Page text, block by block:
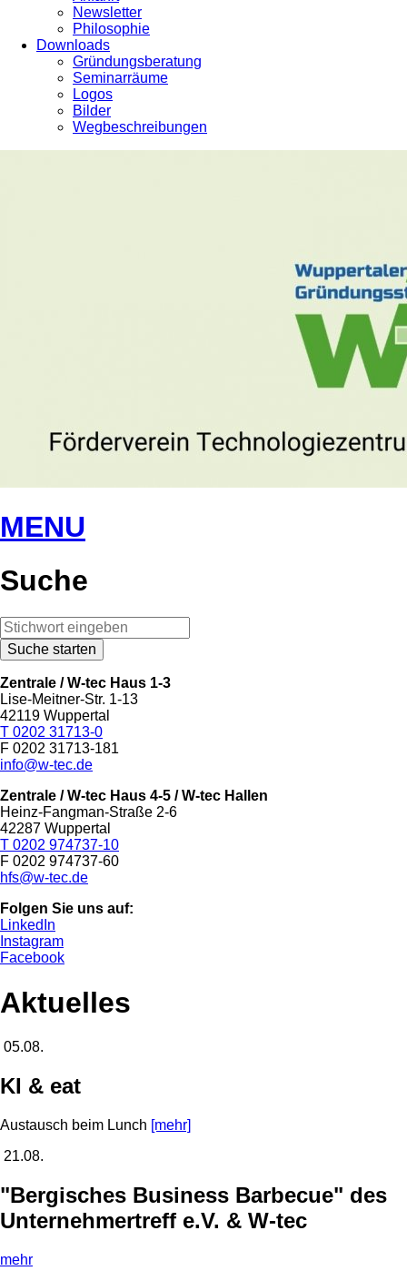
Newsletter
Philosophie
Downloads
Gründungsberatung
Seminarräume
Logos
Bilder
Wegbeschreibungen
MENU
Suche
Zentrale / W-tec Haus 1-3
Lise-Meitner-Str. 1-13
42119 Wuppertal
T 0202 31713-0
F 0202 31713-181
info@w-tec.de
Zentrale / W-tec Haus 4-5 / W-tec Hallen
Heinz-Fangman-Straße 2-6
42287 Wuppertal
T 0202 974737-10
F 0202 974737-60
hfs@w-tec.de
Folgen Sie uns auf:
LinkedIn
Instagram
Facebook
Aktuelles
05.08.
KI & eat
Austausch beim Lunch [mehr]
21.08.
"Bergisches Business Barbecue" des
Unternehmertreff e.V. & W-tec
mehr